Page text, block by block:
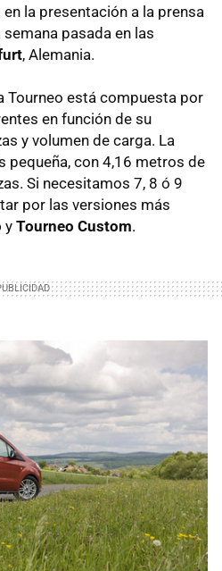
en la presentación a la prensa
pasada en las
, Alemania.
Tourneo está compuesta por
en función de su
y volumen de carga. La
pequeña, con 4,16 metros de
Si necesitamos 7, 8 ó 9
por las versiones más
y Tourneo Custom.